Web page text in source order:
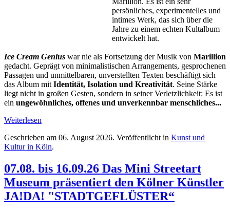
persönliches, experimentelles und
intimes Werk, das sich über die
Jahre zu einem echten Kultalbum
entwickelt hat.
Ice Cream Genius war nie als Fortsetzung der Musik von Marillion
gedacht. Geprägt von minimalistischen Arrangements, gesprochenen
Passagen und unmittelbaren, unverstellten Texten beschäftigt sich
das Album mit Identität, Isolation und Kreativität. Seine Stärke
liegt nicht in großen Gesten, sondern in seiner Verletzlichkeit: Es ist
ein ungewöhnliches, offenes und unverkennbar menschliches...
Weiterlesen
Geschrieben am 06. August 2026. Veröffentlicht in Kunst und
Kultur in Köln.
07.08. bis 16.09.26 Das Mini Streetart
Museum präsentiert den Kölner Künstler
JA!DA! "STADTGEFLÜSTER“